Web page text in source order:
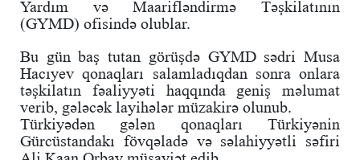
Yardım və Maarifləndirmə Təşkilatının
(GYMD) ofisində olublar.
Bu gün baş tutan görüşdə GYMD sədri Musa
Hacıyev qonaqları salamladıqdan sonra onlara
təşkilatın fəaliyyəti haqqında geniş məlumat
verib, gələcək layihələr müzakirə olunub.
Türkiyədən gələn qonaqları Türkiyənin
Gürcüstandakı fövqəladə və səlahiyyətli səfiri